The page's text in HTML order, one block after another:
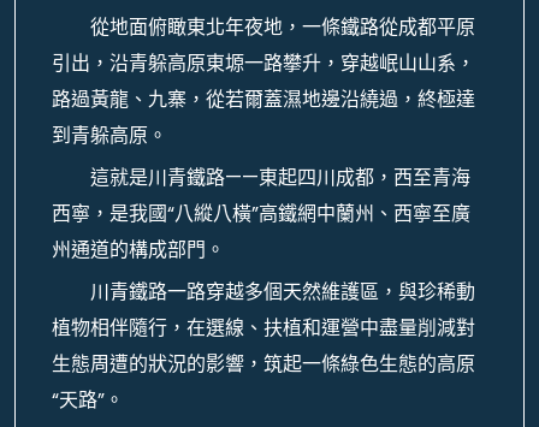
從地面俯瞰東北年夜地，一條鐵路從成都平原
引出，沿青躲高原東塬一路攀升，穿越岷山山系，
路過黃龍、九寨，從若爾蓋濕地邊沿繞過，終極達
到青躲高原。
這就是川青鐵路——東起四川成都，西至青海
西寧，是我國“八縱八橫”高鐵網中蘭州、西寧至廣
州通道的構成部門。
川青鐵路一路穿越多個天然維護區，與珍稀動
植物相伴隨行，在選線、扶植和運營中盡量削減對
生態周遭的狀況的影響，筑起一條綠色生態的高原
“天路”。